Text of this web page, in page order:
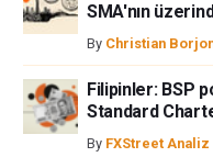
SMA'nın
By Christian
Filipinler: BSP
Standard
By FXStreet Analiz